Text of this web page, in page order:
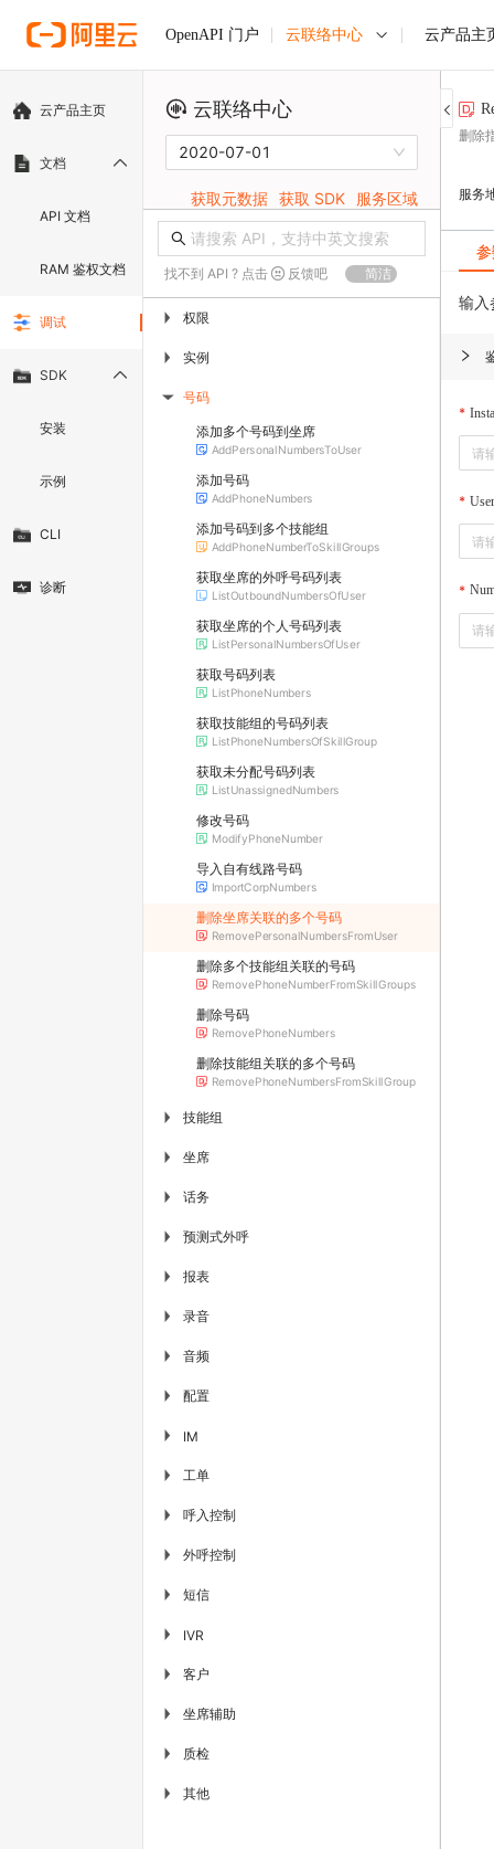
OpenAPI 门户 云联络中心 云产品主
云产品主页
文档
API 文档
RAM 鉴权文档
调试
SDK
安装
示例
CLI
诊断
云联络中心
2020-07-01
获取元数据 获取 SDK 服务区域
找不到 API ? 点击 反馈吧 简洁
▶ 权限
▶ 实例
▶ 号码
添加多个号码到坐席
AddPersonalNumbersToUser
添加号码
AddPhoneNumbers
添加号码到多个技能组
AddPhoneNumberToSkillGroups
获取坐席的外呼号码列表
ListOutboundNumbersOfUser
获取坐席的个人号码列表
ListPersonalNumbersOfUser
获取号码列表
ListPhoneNumbers
获取技能组的号码列表
ListPhoneNumbersOfSkillGroup
获取未分配号码列表
ListUnassignedNumbers
修改号码
ModifyPhoneNumber
导入自有线路号码
ImportCorpNumbers
删除坐席关联的多个号码
RemovePersonalNumbersFromUser
删除多个技能组关联的号码
RemovePhoneNumberFromSkillGroups
删除号码
RemovePhoneNumbers
删除技能组关联的多个号码
RemovePhoneNumbersFromSkillGroup
▶ 技能组
▶ 坐席
▶ 话务
▶ 预测式外呼
▶ 报表
▶ 录音
▶ 音频
▶ 配置
▶ IM
▶ 工单
▶ 呼入控制
▶ 外呼控制
▶ 短信
▶ IVR
▶ 客户
▶ 坐席辅助
▶ 质检
▶ 其他
删除
服务
输入